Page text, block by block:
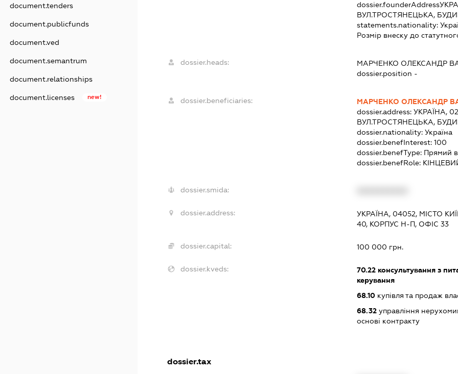
document.tenders
document.publicfunds
document.ved
document.semantrum
document.relationships
document.licenses new!
dossier.founderAddress
ВУЛ.ТРОСТЯНЕЦЬКА,
statements.nationality:
Розмір внеску до
dossier.heads: МАРЧЕНКО ОЛЕКСАНДР
dossier.position -
dossier.beneficiaries:
МАРЧЕНКО ОЛЕКСАНДР
dossier.address: УКРАЇНА,
ВУЛ.ТРОСТЯНЕЦЬКА,
dossier.nationality: Україна
dossier.benefInterest: 100
dossier.benefType: Прямий
dossier.benefRole:
dossier.smida:
dossier.address:
УКРАЇНА, 04052, МІСТО
40, КОРПУС Н-П, ОФІС 33
dossier.capital: 100 000 грн.
dossier.kveds: 70.22консультування з
керування
68.10купівля та продаж
68.32управління
основі контракту
dossier.tax